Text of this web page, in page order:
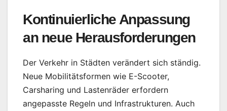
Kontinuierliche Anpassung
an neue Herausforderungen
Der Verkehr in Städten verändert sich ständig.
Neue Mobilitätsformen wie E-Scooter,
Carsharing und Lastenräder erfordern
angepasste Regeln und Infrastrukturen. Auch